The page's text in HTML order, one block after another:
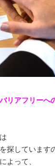
リアフリーへ
探しています
よって、